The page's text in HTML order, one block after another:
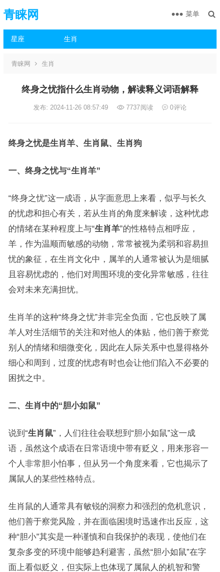
青睐网
星座 生肖
菜单
青睐网 生肖
终身之忧指什么生肖动物，解读释义词语解释
发布: 2024-11-26 08:57:49 7737阅读 0评论
终身之忧是生肖羊、生肖鼠、生肖狗
一、终身之忧与“生肖羊”
“终身之忧”这一成语，从字面意思上来看，似乎与长久
的忧虑和担心有关，若从生肖的角度来解读，这种忧虑
的情绪在某种程度上与“生肖羊”的性格特点相呼应，
羊，作为温顺而敏感的动物，常常被视为柔弱和容易担
忧的象征，在生肖文化中，属羊的人通常被认为是细腻
且容易忧虑的，他们对周围环境的变化异常敏感，往往
会对未来充满担忧。
生肖羊的这种“终身之忧”并非完全负面，它也反映了属
羊人对生活细节的关注和对他人的体贴，他们善于察觉
别人的情绪和细微变化，因此在人际关系中也显得格外
细心和周到，过度的忧虑有时也会让他们陷入不必要的
困扰之中。
二、生肖中的“胆小如鼠”
说到“生肖鼠”，人们往往会联想到“胆小如鼠”这一成
语，虽然这个成语在日常语境中带有贬义，用来形容一
个人非常胆小怕事，但从另一个角度来看，它也揭示了
属鼠人的某些性格特点。
生肖鼠的人通常具有敏锐的洞察力和强烈的危机意识，
他们善于察觉风险，并在面临困境时迅速作出反应，这
种“胆小”其实是一种谨慎和自我保护的表现，使他们在
复杂多变的环境中能够趋利避害，虽然“胆小如鼠”在字
面上看似贬义，但实际上也体现了属鼠人的机智和警